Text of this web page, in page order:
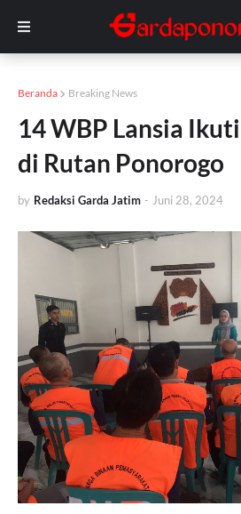
Beranda Breaking News
14 WBP Lansia
di Rutan Ponorogo
by Redaksi Garda Jatim - Juni 28, 2024